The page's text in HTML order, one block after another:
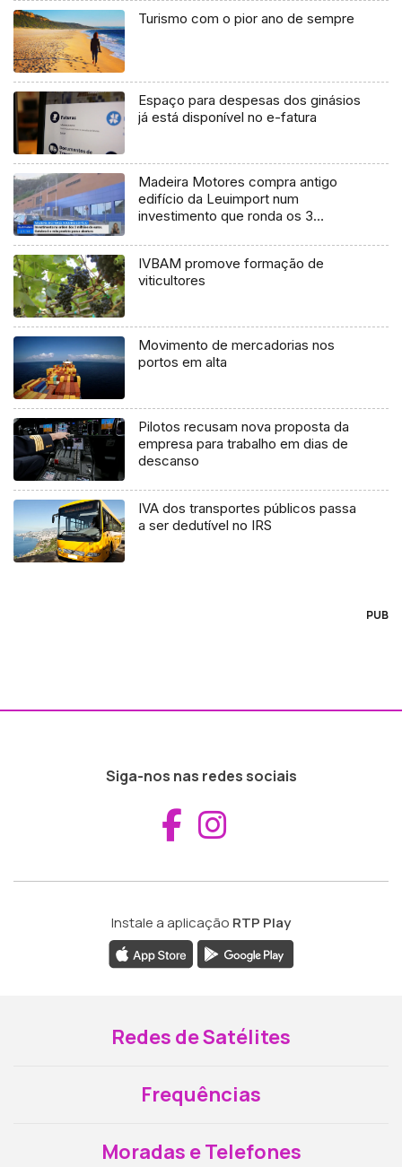
Turismo com o pior ano de sempre
Espaço para despesas dos ginásios
já está disponível no e-fatura
Madeira Motores compra antigo
edifício da Leuimport num
investimento que ronda os 3
IVBAM promove formação de
viticultores
Movimento de mercadorias nos
portos em alta
Pilotos recusam nova proposta da
empresa para trabalho em dias de
descanso
IVA dos transportes públicos passa
a ser dedutível no IRS
PUB
Siga-nos nas redes sociais
Aceder ao
Instale a aplicação RTP Play
Redes de Satélites
Frequências
Moradas e Telefones